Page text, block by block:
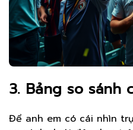
3. Bảng so sánh
Để anh em có cái nhìn